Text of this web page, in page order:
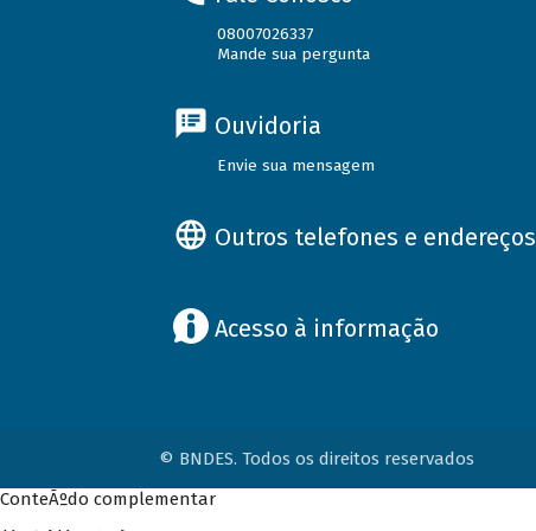
08007026337
Mande sua pergunta
Ouvidoria
Envie sua mensagem
Outros telefones e endereços
Acesso à informação
© BNDES. Todos os direitos reservados
ConteÃºdo complementar